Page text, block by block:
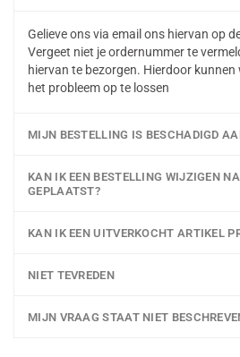
Gelieve ons via email ons hiervan op
Vergeet niet je ordernummer te
hiervan te bezorgen. Hierdoor
het probleem op te lossen
MIJN BESTELLING IS BESCHADIGD
KAN IK EEN BESTELLING WIJZIGEN
GEPLAATST?
KAN IK EEN UITVERKOCHT ARTIKEL
NIET TEVREDEN
MIJN VRAAG STAAT NIET